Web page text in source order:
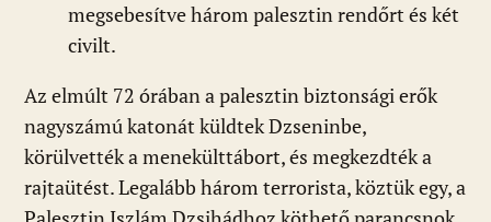
megsebesítve három palesztin rendőrt és két
civilt.
Az elmúlt 72 órában a palesztin biztonsági erők
nagyszámú katonát küldtek Dzseninbe,
körülvették a menekülttábort, és megkezdték a
rajtaütést. Legalább három terrorista, köztük egy, a